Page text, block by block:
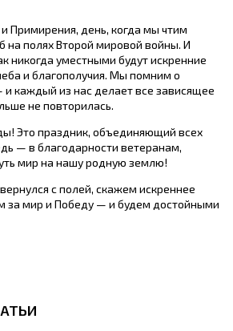
Примирения, день, когда мы чтим
на полях Второй мировой войны. И
никогда уместными будут искренние
и благополучия. Мы помним о
каждый из нас делает все зависящее
не повторилась.
Это праздник, объединяющий всех
— в благодарности ветеранам,
мир на нашу родную землю!
с полей, скажем искреннее
за мир и Победу — и будем достойными